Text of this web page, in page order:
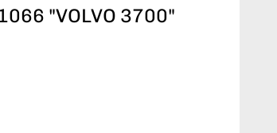
"VOLVO 3700"